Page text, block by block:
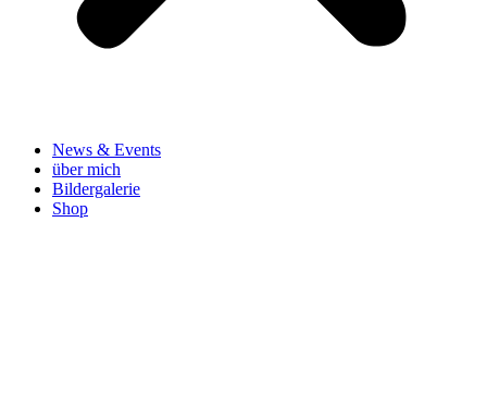
News & Events
über mich
Bildergalerie
Shop